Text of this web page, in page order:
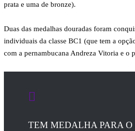
prata e uma de bronze).
Duas das medalhas douradas foram
individuais da classe BC1 (que tem a
com a pernambucana Andreza Vitoria e o
TEM MEDALHA PARA